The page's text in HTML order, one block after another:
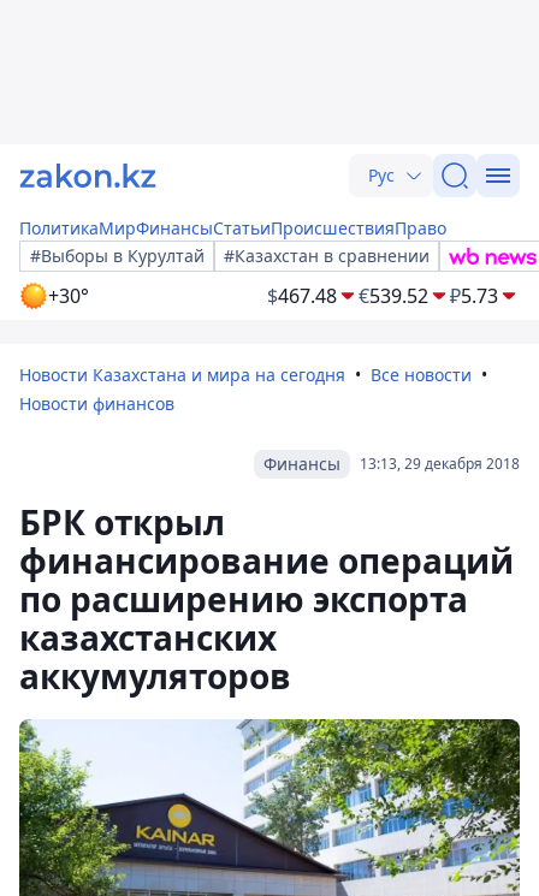
Рус
ПолитикаМирФинансыСтатьиПроисшествияПраво
#Выборы в Курултай
#Казахстан в сравнении
+30° $467.48 €539.52 ₽5.73
Новости Казахстана и мира на сегодня
Все новости
Новости финансов
13:13, 29 декабря 2018
Финансы
БРК открыл
финансирование операций
по расширению экспорта
казахстанских
аккумуляторов